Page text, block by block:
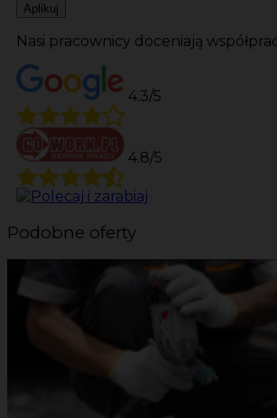
Aplikuj
Nasi pracownicy doceniają
4.3/5
4.8/5
Podobne oferty